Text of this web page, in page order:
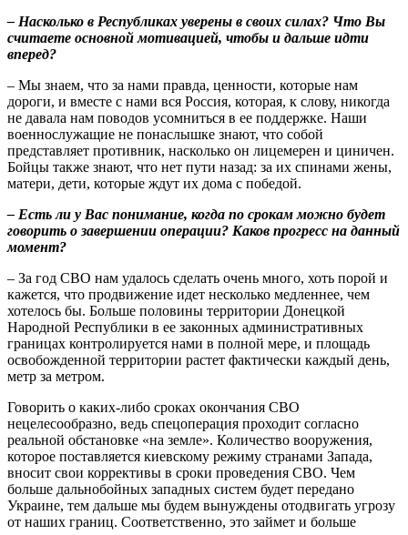
– Насколько в Республиках уверены в своих силах? Что Вы
считаете основной мотивацией, чтобы и дальше идти
вперед?
– Мы знаем, что за нами правда, ценности, которые нам
дороги, и вместе с нами вся Россия, которая, к слову, никогда
не давала нам поводов усомниться в ее поддержке. Наши
военнослужащие не понаслышке знают, что собой
представляет противник, насколько он лицемерен и циничен.
Бойцы также знают, что нет пути назад: за их спинами жены,
матери, дети, которые ждут их дома с победой.
– Есть ли у Вас понимание, когда по срокам можно будет
говорить о завершении операции? Каков прогресс на данный
момент?
– За год СВО нам удалось сделать очень много, хоть порой и
кажется, что продвижение идет несколько медленнее, чем
хотелось бы. Больше половины территории Донецкой
Народной Республики в ее законных административных
границах контролируется нами в полной мере, и площадь
освобожденной территории растет фактически каждый день,
метр за метром.
Говорить о каких-либо сроках окончания СВО
нецелесообразно, ведь спецоперация проходит согласно
реальной обстановке «на земле». Количество вооружения,
которое поставляется киевскому режиму странами Запада,
вносит свои коррективы в сроки проведения СВО. Чем
больше дальнобойных западных систем будет передано
Украине, тем дальше мы будем вынуждены отодвигать угрозу
от наших границ. Соответственно, это займет и больше